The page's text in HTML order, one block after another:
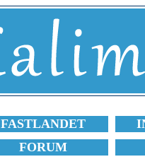
FASTLANDET
FORUM